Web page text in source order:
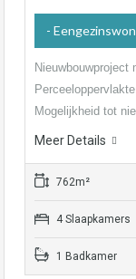
-
Nieuwbouwproject
Mogelijkheid tot
Meer Details
762m²
4 Slaapkamers
1 Badkamer